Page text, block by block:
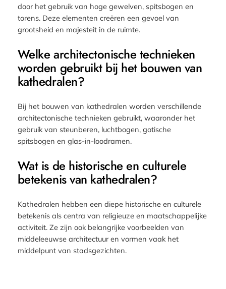
door het gebruik van hoge gewelven, spitsbogen en
torens. Deze elementen creëren een gevoel van
grootsheid en majesteit in de ruimte.
Welke architectonische technieken
worden gebruikt bij het bouwen van
kathedralen?
Bij het bouwen van kathedralen worden verschillende
architectonische technieken gebruikt, waaronder het
gebruik van steunberen, luchtbogen, gotische
spitsbogen en glas-in-loodramen.
Wat is de historische en culturele
betekenis van kathedralen?
Kathedralen hebben een diepe historische en culturele
betekenis als centra van religieuze en maatschappelijke
activiteit. Ze zijn ook belangrijke voorbeelden van
middeleeuwse architectuur en vormen vaak het
middelpunt van stadsgezichten.